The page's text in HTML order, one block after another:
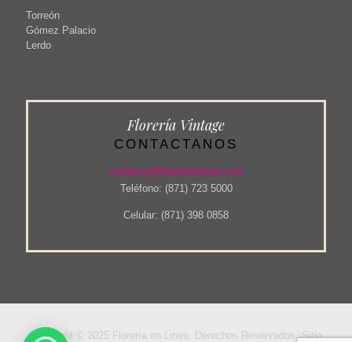
Torreón
Gómez Palacio
Lerdo
Florería Vintage
CONTACTANOS
contacto@floreriaenlinea.com
Teléfono: (871) 723 5000
Celular: (871) 398 0858
Copyright © 2025 Florería en Linea. Derechos Reservados. Sitio